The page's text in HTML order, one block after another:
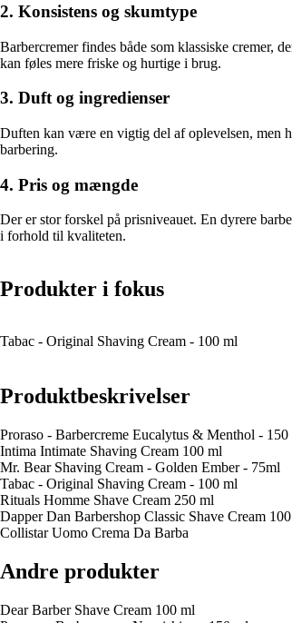
2. Konsistens og skumtype
Barbercremer findes både som klassiske cremer,
kan føles mere friske og hurtige i brug.
3. Duft og ingredienser
Duften kan være en vigtig del af oplevelsen, men
barbering.
4. Pris og mængde
Der er stor forskel på prisniveauet. En dyrere
i forhold til kvaliteten.
Produkter i fokus
Tabac - Original Shaving Cream - 100 ml
Produktbeskrivelser
Proraso - Barbercreme Eucalytus & Menthol - 150
Intima Intimate Shaving Cream 100 ml
Mr. Bear Shaving Cream - Golden Ember - 75ml
Tabac - Original Shaving Cream - 100 ml
Rituals Homme Shave Cream 250 ml
Dapper Dan Barbershop Classic Shave Cream
Collistar Uomo Crema Da Barba
Andre produkter
Dear Barber Shave Cream 100 ml